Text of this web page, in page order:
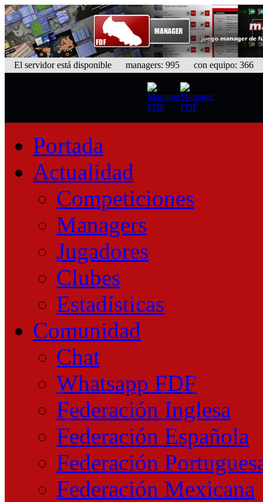
El servidor está disponible managers: 995 con equipo: 366
Portada
Actualidad
Competiciones
Managers
Jugadores
Clubes
Estadísticas
Comunidad
Chat
Whatsapp FDF
Federación Inglesa
Federación Española
Federación
Federación Mexicana